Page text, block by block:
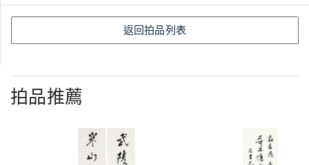
返回拍品列表
拍品推薦